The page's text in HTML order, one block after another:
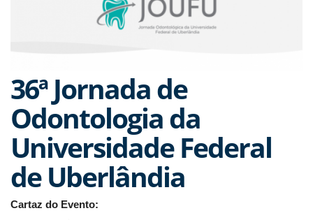
36ª Jornada de
Odontologia da
Universidade Federal
de Uberlândia
Cartaz do Evento: